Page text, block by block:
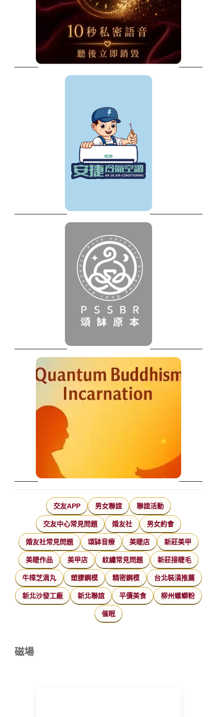
交友APP 男女聯誼 聯誼活動
交友中心常見問題 婚友社 男女約會
婚友社常見問題 頌缽音療 美睫店 新莊美甲
美睫作品 美甲店 紋繡常見問題 新莊接睫毛
牛樟芝滴丸 塑膠鋼模 精密鋼模 台北裝潢推薦
新北沙發工廠 新北聯誼 平價美食 柳州螺螄粉
催眠
磁場